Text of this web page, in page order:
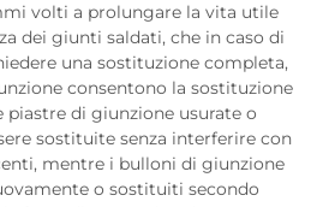
volti a prolungare la vita utile
dei giunti saldati, che in caso di
una sostituzione completa,
consentono la sostituzione
di giunzione usurate o
sostituite senza interferire con
mentre i bulloni di giunzione
o sostituiti secondo